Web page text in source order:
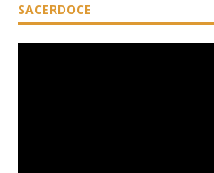
SACERDOCE